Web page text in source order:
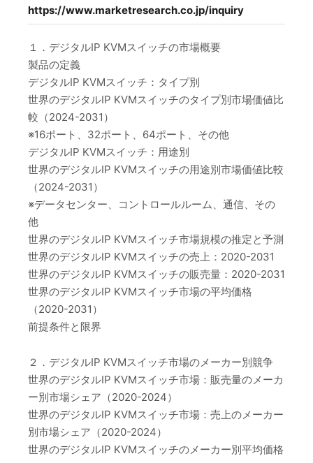
https://www.marketresearch.co.jp/inquiry
１．デジタルIP KVMスイッチの市場概要
製品の定義
デジタルIP KVMスイッチ：タイプ別
世界のデジタルIP KVMスイッチのタイプ別市場価値比
較（2024-2031）
※16ポート、32ポート、64ポート、その他
デジタルIP KVMスイッチ：用途別
世界のデジタルIP KVMスイッチの用途別市場価値比較
（2024-2031）
※データセンター、コントロールルーム、通信、その
他
世界のデジタルIP KVMスイッチ市場規模の推定と予測
世界のデジタルIP KVMスイッチの売上：2020-2031
世界のデジタルIP KVMスイッチの販売量：2020-2031
世界のデジタルIP KVMスイッチ市場の平均価格
（2020-2031）
前提条件と限界
２．デジタルIP KVMスイッチ市場のメーカー別競争
世界のデジタルIP KVMスイッチ市場：販売量のメーカ
ー別市場シェア（2020-2024）
世界のデジタルIP KVMスイッチ市場：売上のメーカー
別市場シェア（2020-2024）
世界のデジタルIP KVMスイッチのメーカー別平均価格